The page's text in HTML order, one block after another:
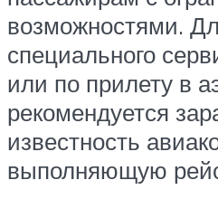
возможностями.
специального
или по прилету в
рекомендуется
известность
выполняющую